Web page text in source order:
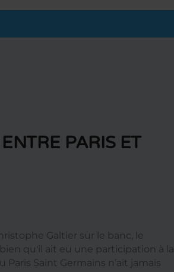
PARIS ET
Galtier sur le banc, le
qu'il ait eu une participation à la
Saint Germains n’ait jamais